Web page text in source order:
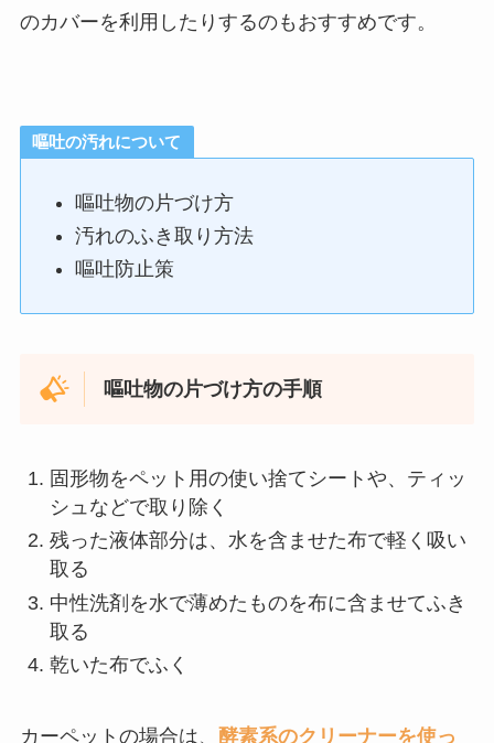
のカバーを利用したりするのもおすすめです。
嘔吐の汚れについて
嘔吐物の片づけ方
汚れのふき取り方法
嘔吐防止策
嘔吐物の片づけ方の手順
固形物をペット用の使い捨てシートや、ティッ
シュなどで取り除く
残った液体部分は、水を含ませた布で軽く吸い
取る
中性洗剤を水で薄めたものを布に含ませてふき
取る
乾いた布でふく
カーペットの場合は、 酵素系のクリーナーを使っ